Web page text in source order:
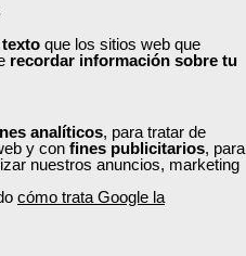
que los sitios web que
recordar información sobre tu
analíticos, para tratar de
y con fines publicitarios, para
nuestros anuncios, marketing
cómo trata Google la
relativos a las
equilibrada es posible llevar